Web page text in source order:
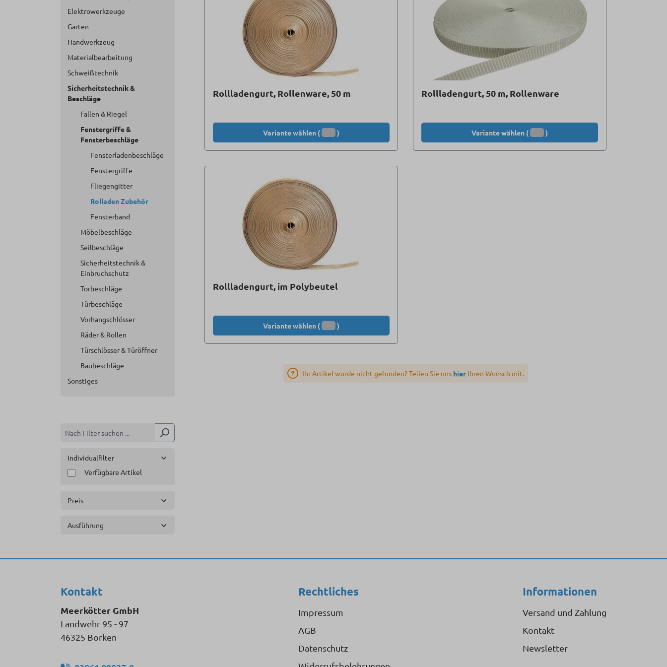
Elektrowerkzeuge
Garten
Handwerkzeug
Materialbearbeitung
Schweißtechnik
Sicherheitstechnik &
Beschläge
Fallen & Riegel
Fenstergriffe &
Fensterbeschläge
Fensterladenbeschläge
Fenstergriffe
Fliegengitter
Rolladen Zubehör
Fensterband
Möbelbeschläge
Seilbeschläge
Sicherheitstechnik &
Einbruchschutz
Torbeschläge
Türbeschläge
Vorhangschlösser
Räder & Rollen
Türschlösser & Türöffner
Baubeschläge
Sonstiges
Individualfilter
Verfügbare Artikel
Preis
Ausführung
Rollladengurt, Rollenware, 50 m
Variante wählen ( )
Rollladengurt, 50 m, Rollenware
Variante wählen ( )
Rollladengurt, im Polybeutel
Variante wählen ( )
Ihr Artikel wurde nicht gefunden? Teilen Sie uns hierIhren Wunsch mit.
Kontakt
Meerkötter GmbH
Landwehr 95 - 97
46325 Borken
Rechtliches
Impressum
AGB
Datenschutz
Informationen
Versand und Zahlung
Kontakt
Newsletter